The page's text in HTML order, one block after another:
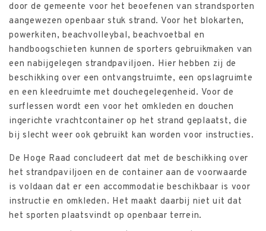
door de gemeente voor het beoefenen van strandsporten
aangewezen openbaar stuk strand. Voor het blokarten,
powerkiten, beachvolleybal, beachvoetbal en
handboogschieten kunnen de sporters gebruikmaken van
een nabijgelegen strandpaviljoen. Hier hebben zij de
beschikking over een ontvangstruimte, een opslagruimte
en een kleedruimte met douchegelegenheid. Voor de
surflessen wordt een voor het omkleden en douchen
ingerichte vrachtcontainer op het strand geplaatst, die
bij slecht weer ook gebruikt kan worden voor instructies.
De Hoge Raad concludeert dat met de beschikking over
het strandpaviljoen en de container aan de voorwaarde
is voldaan dat er een accommodatie beschikbaar is voor
instructie en omkleden. Het maakt daarbij niet uit dat
het sporten plaatsvindt op openbaar terrein.